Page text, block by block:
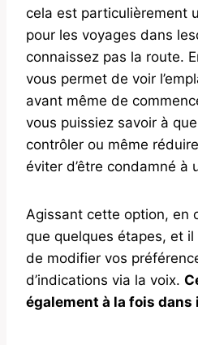
cela est particulièrement
pour les voyages dans
connaissez pas la route.
vous permet de voir
avant même de
vous puissiez savoir à
contrôler ou même
éviter d’être condamné à
Agissant cette option, en
que quelques étapes, et il
de modifier vos
d’indications via la voix.
également à la fois dans